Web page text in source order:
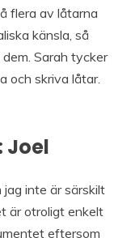
flera av låtarna
känsla, så
Sarah tycker
och skriva låtar.
Joel
jag inte är särskilt
är otroligt enkelt
eftersom